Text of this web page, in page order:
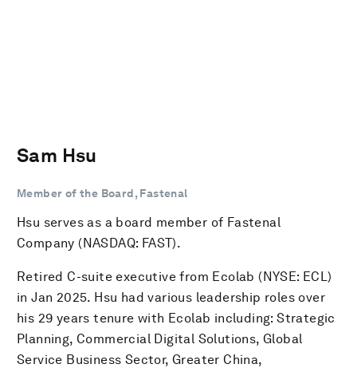
Sam Hsu
Member of the Board, Fastenal
Hsu serves as a board member of Fastenal
Company (NASDAQ: FAST).
Retired C-suite executive from Ecolab (NYSE: ECL)
in Jan 2025. Hsu had various leadership roles over
his 29 years tenure with Ecolab including: Strategic
Planning, Commercial Digital Solutions, Global
Service Business Sector, Greater China,